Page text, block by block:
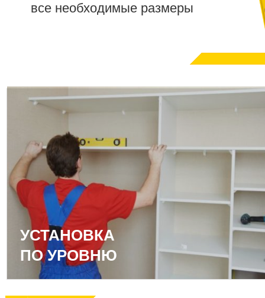
все необходимые размеры
УСТАНОВКА
ПО УРОВНЮ